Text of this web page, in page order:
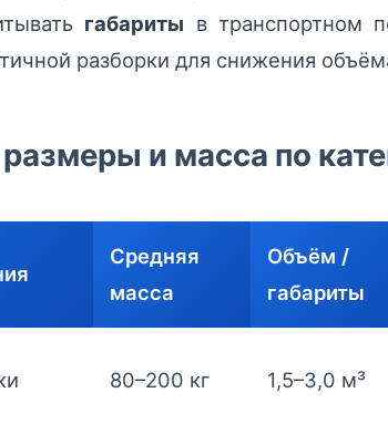
габариты в транспортном
разборки для снижения
и масса по
Средняя
масса
Объём /
габариты
80–200 кг 1,5–3,0 м³